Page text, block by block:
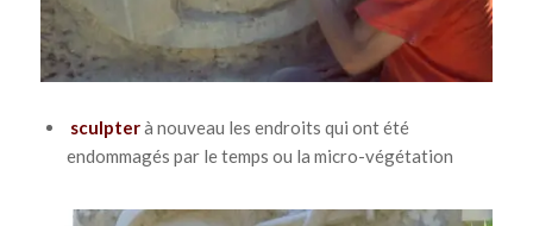
sculpterà nouveau les endroits qui ont été
endommagés par le temps ou la micro-végétation